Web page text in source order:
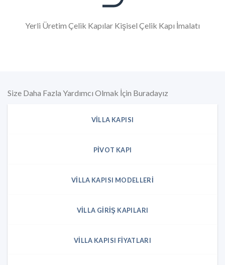
Yerli Üretim Çelik Kapılar Kişisel Çelik Kapı İmalatı
Size Daha Fazla Yardımcı Olmak İçin Buradayız
VILLA KAPISI
PIVOT KAPI
VILLA KAPISI MODELLERI
VILLA GIRIŞ KAPILARI
VILLA KAPISI FIYATLARI